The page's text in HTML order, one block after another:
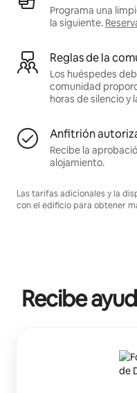
Programa una
la siguiente.
Reglas de la
Los huéspedes
comunidad
horas de silencio y
Anfitrión
Recibe la
alojamiento.
Las tarifas adicionales y la
con el edificio para obtener
Recibe